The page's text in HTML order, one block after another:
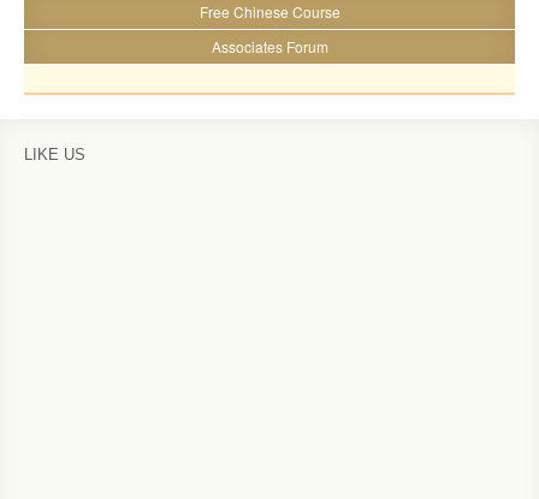
Free Chinese Course
Associates Forum
LIKE US